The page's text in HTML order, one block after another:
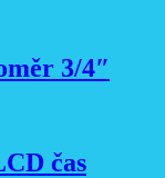
3/4″
čas